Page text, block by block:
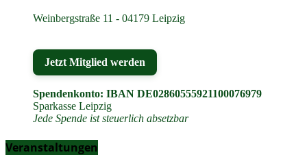
Weinbergstraße 11 - 04179 Leipzig
Jetzt Mitglied werden
Spendenkonto: IBAN DE02860555921100076979
Sparkasse Leipzig
Jede Spende ist steuerlich absetzbar
Veranstaltungen